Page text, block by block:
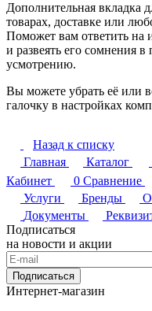
Дополнительная вкладка
товарах, доставке или
Поможет вам ответить на
и развеять его сомнения
усмотрению.
Вы можете убрать её или
галочку в настройках
Назад к списку
Главная
Каталог
Кабинет
0 Сравнение
Услуги
Бренды
Документы
Подписаться
на новости и акции
Подписаться
Интернет-магазин